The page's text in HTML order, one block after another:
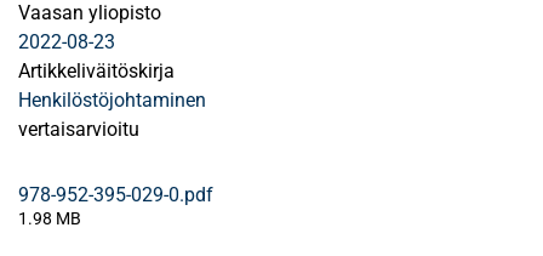
Vaasan yliopisto
2022-08-23
Artikkeliväitöskirja
Henkilöstöjohtaminen
vertaisarvioitu
978-952-395-029-0.pdf
1.98 MB